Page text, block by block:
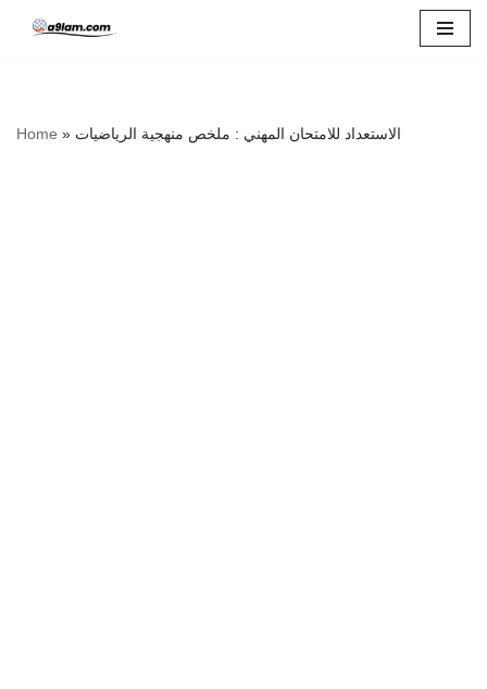
Home » الاستعداد للامتحان المهني : ملخص منهجية الرياضيات